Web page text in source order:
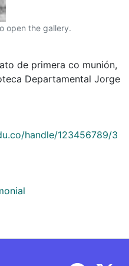
open the gallery.
de primera co munión,
Departamental Jorge
handle/123456789/3